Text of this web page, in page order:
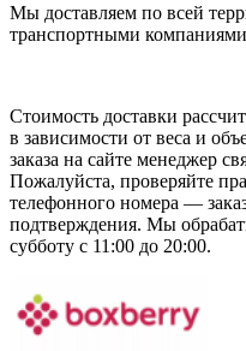
Мы доставляем по всей
транспортными
Стоимость доставки
в зависимости от веса и
заказа на сайте менеджер
Пожалуйста, проверяйте
телефонного номера —
подтверждения. Мы
субботу с 11:00 до 20:00.